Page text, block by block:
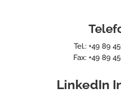
Tel.: +49 89
Fax: +49 89
LinkedIn